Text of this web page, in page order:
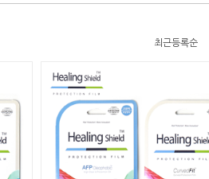
최근등록순